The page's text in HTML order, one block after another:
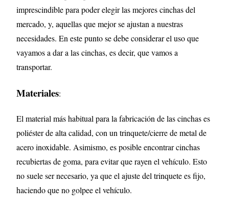
imprescindible para poder elegir las mejores cinchas del
mercado, y, aquellas que mejor se ajustan a nuestras
necesidades. En este punto se debe considerar el uso que
vayamos a dar a las cinchas, es decir, que vamos a
transportar.
Materiales:
El material más habitual para la fabricación de las cinchas es
poliéster de alta calidad, con un trinquete/cierre de metal de
acero inoxidable. Asimismo, es posible encontrar cinchas
recubiertas de goma, para evitar que rayen el vehículo. Esto
no suele ser necesario, ya que el ajuste del trinquete es fijo,
haciendo que no golpee el vehículo.